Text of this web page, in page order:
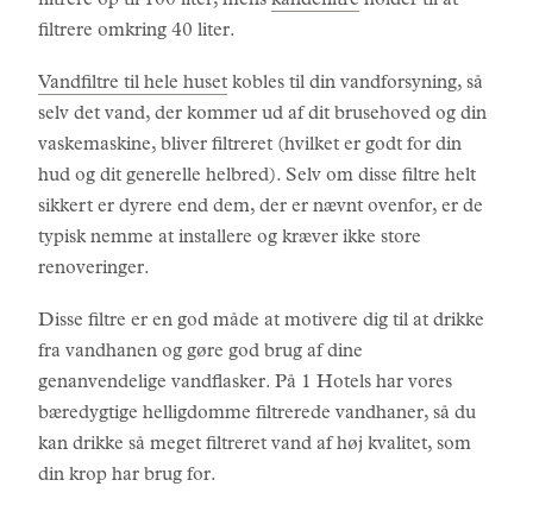
filtrere omkring 40 liter.
Vandfiltre til hele huset kobles til din vandforsyning, så
selv det vand, der kommer ud af dit brusehoved og din
vaskemaskine, bliver filtreret (hvilket er godt for din
hud og dit generelle helbred). Selv om disse filtre helt
sikkert er dyrere end dem, der er nævnt ovenfor, er de
typisk nemme at installere og kræver ikke store
renoveringer.
Disse filtre er en god måde at motivere dig til at drikke
fra vandhanen og gøre god brug af dine
genanvendelige vandflasker. På 1 Hotels har vores
bæredygtige helligdomme filtrerede vandhaner, så du
kan drikke så meget filtreret vand af høj kvalitet, som
din krop har brug for.